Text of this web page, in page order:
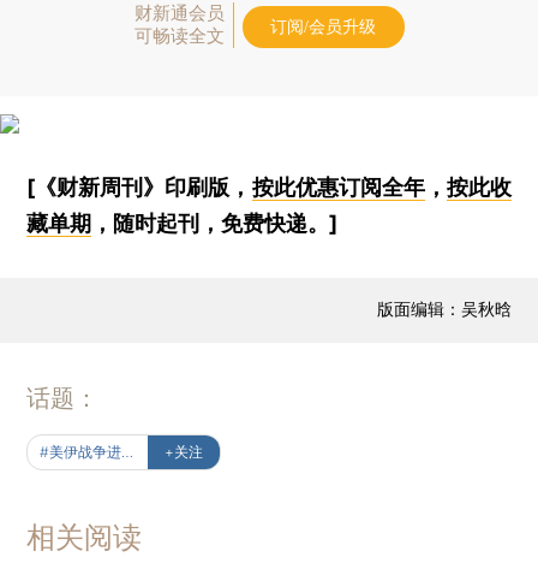
财新通会员
可畅读全文
订阅/会员升级
[《财新周刊》印刷版， 按此优惠订阅全年， 按此收
藏单期 ，随时起刊，免费快递。]
版面编辑：吴秋晗
话题：
+关注
相关阅读